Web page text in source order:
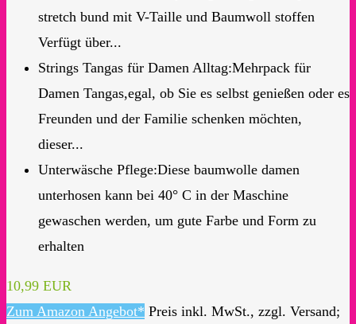
stretch bund mit V-Taille und Baumwoll stoffen
Verfügt über...
Strings Tangas für Damen Alltag:Mehrpack für
Damen Tangas,egal, ob Sie es selbst genießen oder es
Freunden und der Familie schenken möchten,
dieser...
Unterwäsche Pflege:Diese baumwolle damen
unterhosen kann bei 40° C in der Maschine
gewaschen werden, um gute Farbe und Form zu
erhalten
10,99 EUR
Zum Amazon Angebot* Preis inkl. MwSt., zzgl. Versand;